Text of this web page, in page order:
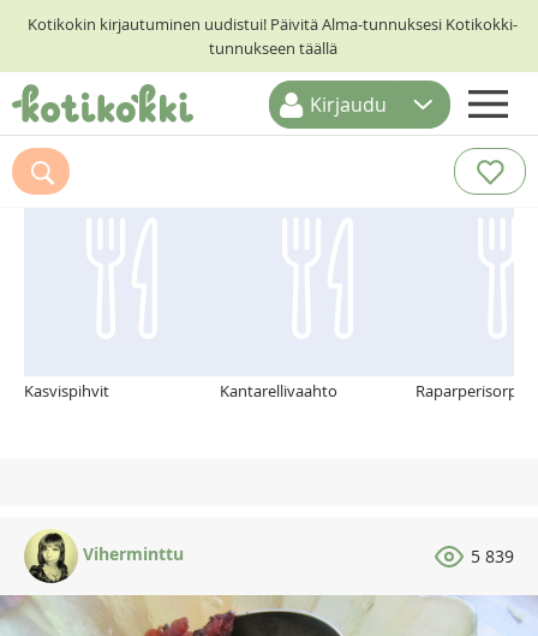
Kotikokin kirjautuminen uudistui! Päivitä Alma-tunnuksesi Kotikokki-
tunnukseen täällä
ETUSIVU
RESEPTIHAKU
Kirjaudu
Suosittelemme myös
Kasvispihvit Kantarellivaahto
Viherminttu 5 839